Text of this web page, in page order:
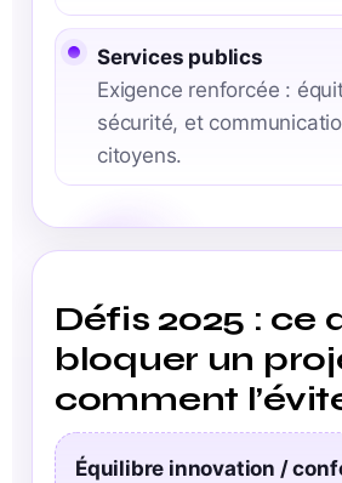
Services publics
Exigence renforcée :
sécurité, et
citoyens.
Défis 2025 : ce
bloquer un
comment
Équilibre innovation /